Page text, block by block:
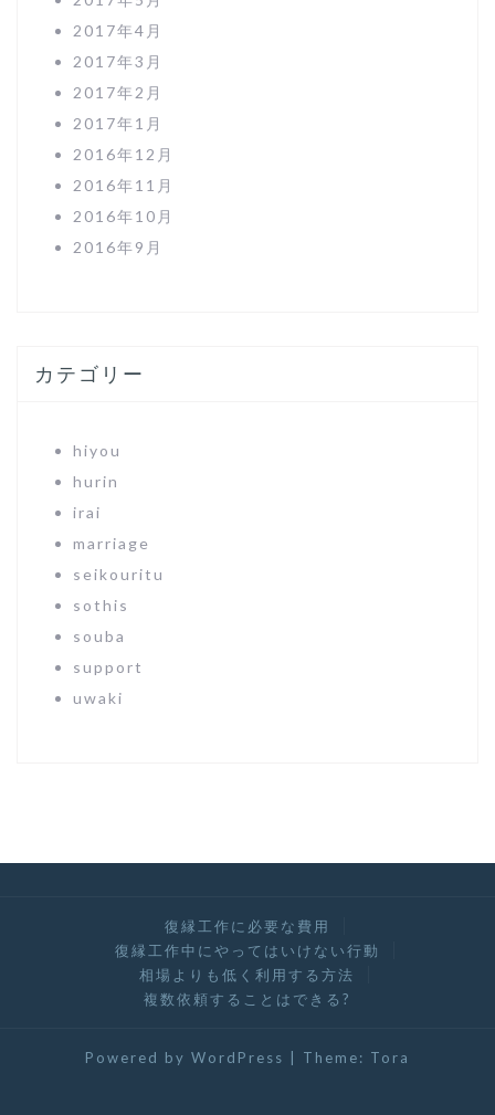
2017年4月
2017年3月
2017年2月
2017年1月
2016年12月
2016年11月
2016年10月
2016年9月
カテゴリー
hiyou
hurin
irai
marriage
seikouritu
sothis
souba
support
uwaki
復縁工作に必要な費用
復縁工作中にやってはいけない行動
相場よりも低く利用する方法
複数依頼することはできる?
Powered by WordPress Theme: Tora